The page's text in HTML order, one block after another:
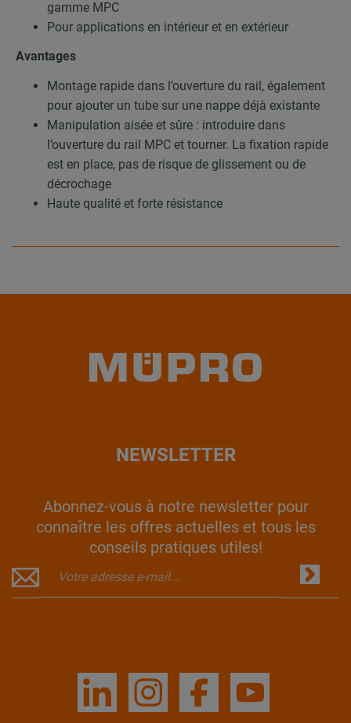
gamme MPC
Pour applications en intérieur et en extérieur
Avantages
Montage rapide dans l’ouverture du rail, également
pour ajouter un tube sur une nappe déjà existante
Manipulation aisée et sûre : introduire dans
l’ouverture du rail MPC et tourner. La fixation rapide
est en place, pas de risque de glissement ou de
décrochage
Haute qualité et forte résistance
NEWSLETTER
Abonnez-vous à notre newsletter pour
connaître les offres actuelles et tous les
conseils pratiques utiles!